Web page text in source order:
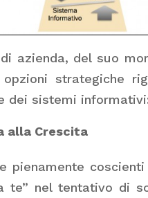
azienda, del suo
strategiche
dei sistemi
alla Crescita
pienamente
te” nel tentativo di